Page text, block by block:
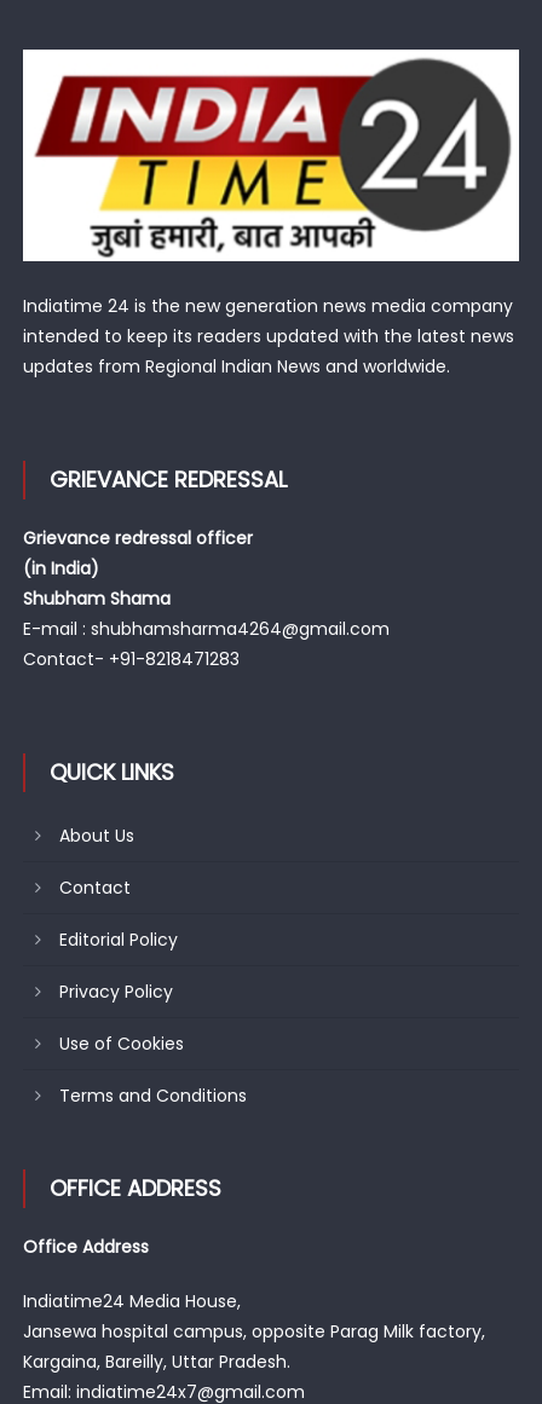
Indiatime 24 is the new generation news media company
intended to keep its readers updated with the latest news
updates from Regional Indian News and worldwide.
GRIEVANCE REDRESSAL
Grievance redressal officer
(in India)
Shubham Shama
E-mail : shubhamsharma4264@gmail.com
Contact- +91-8218471283
QUICK LINKS
About Us
Contact
Editorial Policy
Privacy Policy
Use of Cookies
Terms and Conditions
OFFICE ADDRESS
Office Address
Indiatime24 Media House,
Jansewa hospital campus, opposite Parag Milk factory,
Kargaina, Bareilly, Uttar Pradesh.
Email: indiatime24x7@gmail.com